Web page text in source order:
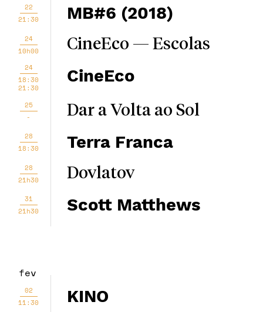
22
21:30
MB#6 (2018)
24
10h00
CineEco — Escolas
24
18:30
21:30
CineEco
25
-
Dar a Volta ao Sol
28
18:30
Terra Franca
28
21h30
Dovlatov
31
21h30
Scott Matthews
fev
02
11:30
KINO